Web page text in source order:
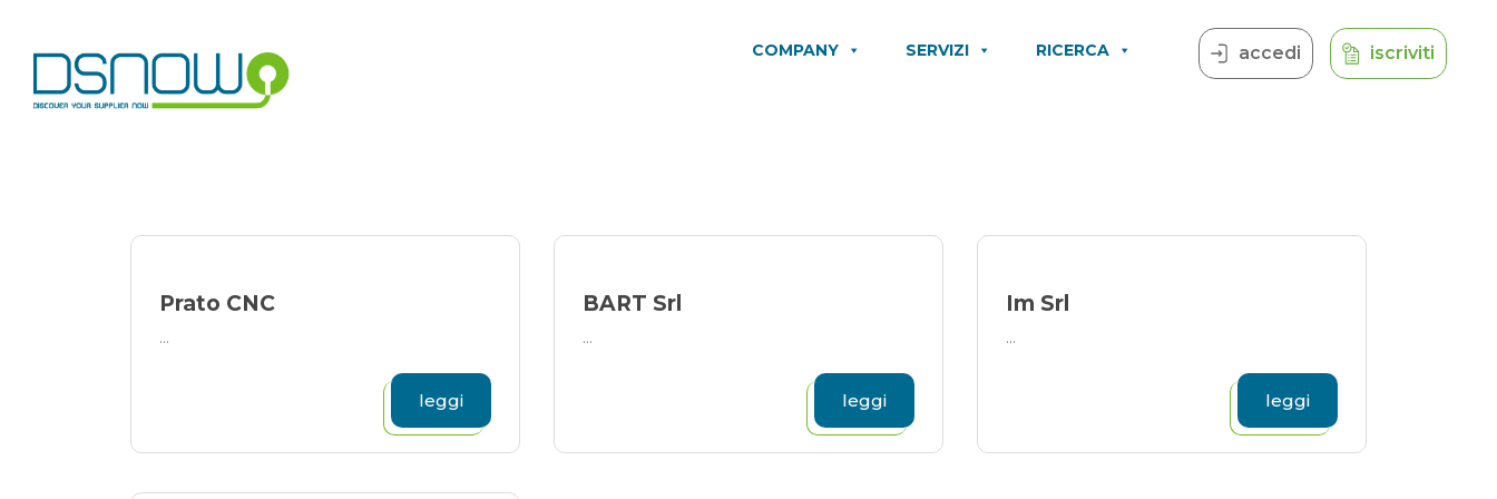
content
COMPANY SERVIZI RICERCA accedi iscriviti
Prato CNC
...
leggi
BART Srl
...
leggi
Im Srl
...
leggi